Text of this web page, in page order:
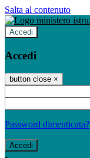
Salta al contenuto
Accedi
Accedi
button close ×
Password dimenticata?